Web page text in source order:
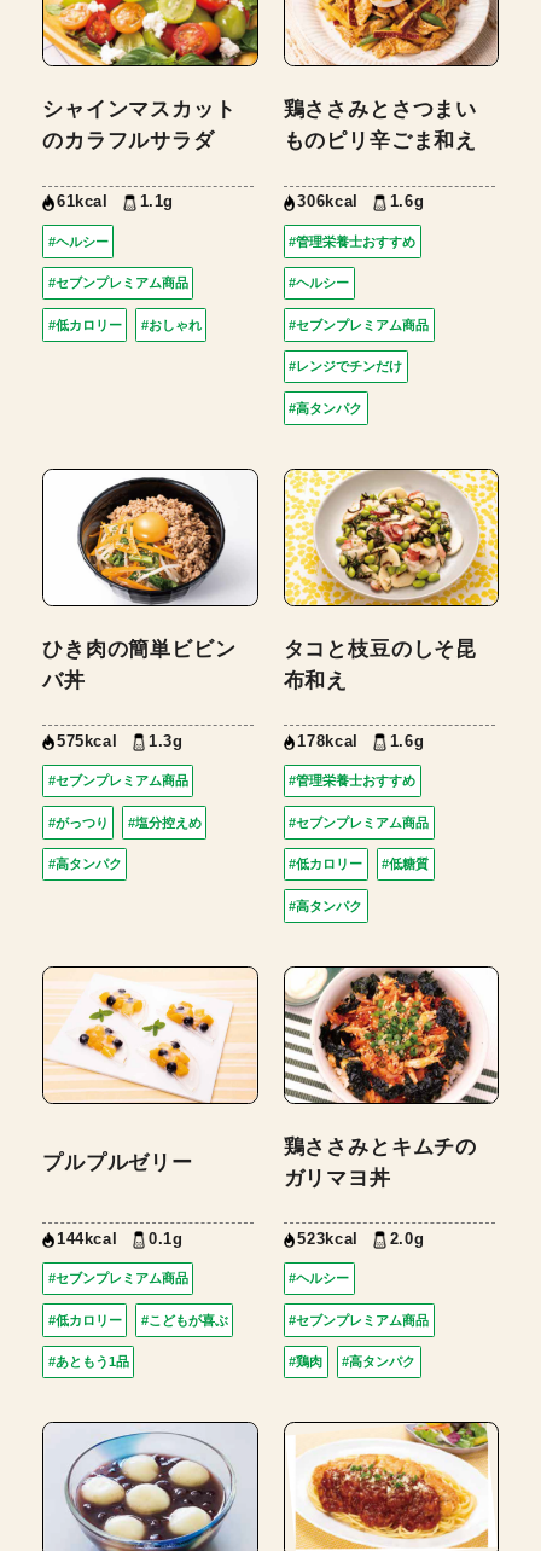
シャインマスカット
のカラフルサラダ
61kcal 1.1g
#ヘルシー
#セブンプレミアム商品
#低カロリー #おしゃれ
鶏ささみとさつまい
ものピリ辛ごま和え
306kcal 1.6g
#管理栄養士おすすめ
#ヘルシー
#セブンプレミアム商品
#レンジでチンだけ
#高タンパク
ひき肉の簡単ビビン
バ丼
575kcal 1.3g
#セブンプレミアム商品
#がっつり #塩分控えめ
#高タンパク
タコと枝豆のしそ昆
布和え
178kcal 1.6g
#管理栄養士おすすめ
#セブンプレミアム商品
#低カロリー #低糖質
#高タンパク
プルプルゼリー
144kcal 0.1g
#セブンプレミアム商品
#低カロリー #こどもが喜ぶ
#あともう1品
鶏ささみとキムチの
ガリマヨ丼
523kcal 2.0g
#ヘルシー
#セブンプレミアム商品
#鶏肉 #高タンパク